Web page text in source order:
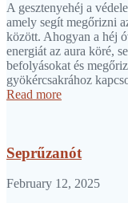
A gesztenyehéj a
amely segít megőrizni
között. Ahogyan a héj
energiát az aura köré,
befolyásokat és
gyökércsakrához
Read more
Seprűzanót
February 12, 2025